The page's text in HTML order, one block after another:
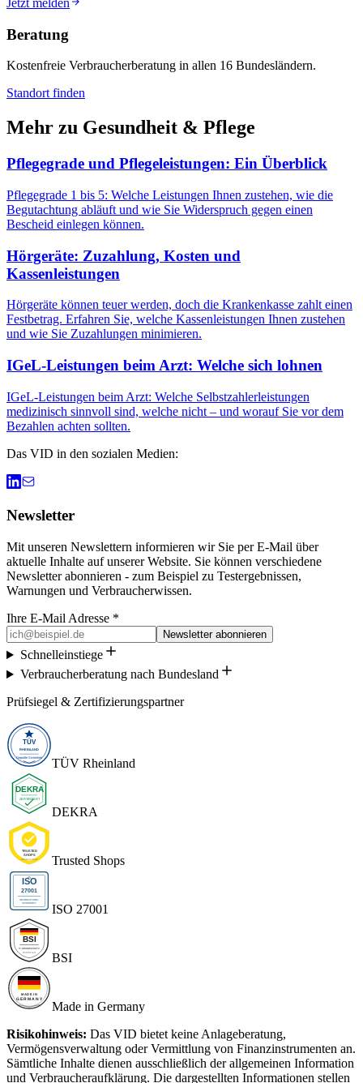
Beratung
Kostenfreie Verbraucherberatung in allen 16 Bundesländern.
Standort finden
Mehr zu Gesundheit & Pflege
Pflegegrade und Pflegeleistungen: Ein Überblick
Pflegegrade 1 bis 5: Welche Leistungen Ihnen zustehen, wie die
Begutachtung abläuft und wie Sie Widerspruch gegen einen
Bescheid einlegen können.
Hörgeräte: Zuzahlung, Kosten und
Kassenleistungen
Hörgeräte können teuer werden, doch die Krankenkasse zahlt einen
Festbetrag. Erfahren Sie, welche Kassenleistungen Ihnen zustehen
und wie Sie Zuzahlungen minimieren.
IGeL-Leistungen beim Arzt: Welche sich lohnen
IGeL-Leistungen beim Arzt: Welche Selbstzahlerleistungen
medizinisch sinnvoll sind, welche nicht – und worauf Sie vor dem
Bezahlen achten sollten.
Das VID in den sozialen Medien:
Newsletter
Mit unseren Newslettern informieren wir Sie per E-Mail über
aktuelle Inhalte auf unserer Website. Sie können verschiedene
Newsletter abonnieren - zum Beispiel zu Testergebnissen,
Warnungen und Verbraucherwissen.
Ihre E-Mail Adresse *
Newsletter abonnieren
Schnelleinstiege
Verbraucherberatung nach Bundesland
Prüfsiegel & Zertifizierungspartner
TÜV Rheinland
DEKRA
Trusted Shops
ISO 27001
BSI
Made in Germany
Risikohinweis: Das VID bietet keine Anlageberatung,
Vermögensverwaltung oder Vermittlung von Finanzinstrumenten an.
Sämtliche Inhalte dienen ausschließlich der allgemeinen Information
und Verbraucheraufklärung. Die dargestellten Informationen stellen